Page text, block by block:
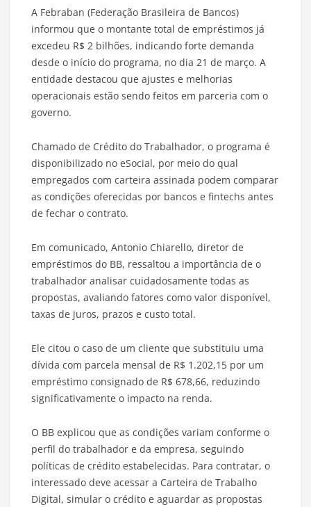
A Febraban (Federação Brasileira de Bancos)
informou que o montante total de empréstimos já
excedeu R$ 2 bilhões, indicando forte demanda
desde o início do programa, no dia 21 de março. A
entidade destacou que ajustes e melhorias
operacionais estão sendo feitos em parceria com o
governo.
Chamado de Crédito do Trabalhador, o programa é
disponibilizado no eSocial, por meio do qual
empregados com carteira assinada podem comparar
as condições oferecidas por bancos e fintechs antes
de fechar o contrato.
Em comunicado, Antonio Chiarello, diretor de
empréstimos do BB, ressaltou a importância de o
trabalhador analisar cuidadosamente todas as
propostas, avaliando fatores como valor disponível,
taxas de juros, prazos e custo total.
Ele citou o caso de um cliente que substituiu uma
dívida com parcela mensal de R$ 1.202,15 por um
empréstimo consignado de R$ 678,66, reduzindo
significativamente o impacto na renda.
O BB explicou que as condições variam conforme o
perfil do trabalhador e da empresa, seguindo
políticas de crédito estabelecidas. Para contratar, o
interessado deve acessar a Carteira de Trabalho
Digital, simular o crédito e aguardar as propostas